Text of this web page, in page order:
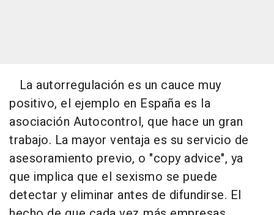
La autorregulación es un cauce muy
positivo, el ejemplo en España es la
asociación Autocontrol, que hace un gran
trabajo. La mayor ventaja es su servicio de
asesoramiento previo, o "copy advice", ya
que implica que el sexismo se puede
detectar y eliminar antes de difundirse. El